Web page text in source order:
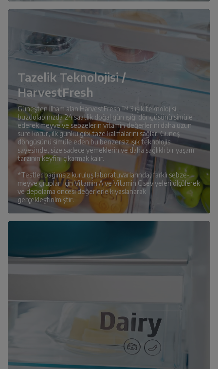
Tazelik Teknolojisi /
HarvestFresh
Güneşten ilham alan HarvestFresh ™ 3 ışık teknolojisi
buzdolabınızda 24 saatlik doğal gün ışığı döngüsünü simüle
ederek meyve ve sebzelerin vitamin değerlerini daha uzun
süre korur, ilk günkü gibi taze kalmalarını sağlar. Güneş
döngüsünü simüle eden bu benzersiz ışık teknolojisi
sayesinde, size sadece yemeklerin ve daha sağlıklı bir yaşam
tarzının keyfini çıkarmak kalır.
*Testler bağımsız kuruluş laboratuvarlarında, farklı sebze-
meyve grupları için Vitamin A ve Vitamin C seviyeleri ölçülerek
ve depolama öncesi değerlerle kıyaslanarak
gerçekleştirilmiştir.